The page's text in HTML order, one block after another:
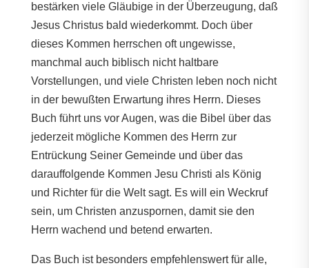
bestärken viele Gläubige in der Überzeugung, daß
Jesus Christus bald wiederkommt. Doch über
dieses Kommen herrschen oft ungewisse,
manchmal auch biblisch nicht haltbare
Vorstellungen, und viele Christen leben noch nicht
in der bewußten Erwartung ihres Herrn. Dieses
Buch führt uns vor Augen, was die Bibel über das
jederzeit mögliche Kommen des Herrn zur
Entrückung Seiner Gemeinde und über das
darauffolgende Kommen Jesu Christi als König
und Richter für die Welt sagt. Es will ein Weckruf
sein, um Christen anzuspornen, damit sie den
Herrn wachend und betend erwarten.
Das Buch ist besonders empfehlenswert für alle,